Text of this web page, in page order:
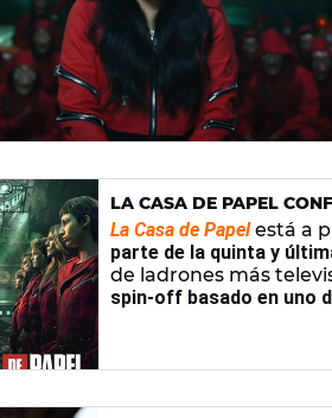
LA CASA DE PAPEL
QUERIDOS
La Casa de Papelestá a
parte de la quinta y
de ladrones más
spin-off basado en uno